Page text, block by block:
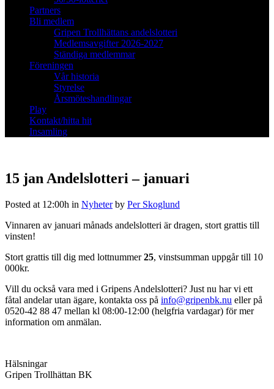
Partners
Bli medlem
Gripen Trollhättans andelslotteri
Medlemsavgifter 2026-2027
Ständiga medlemmar
Föreningen
Vår historia
Styrelse
Årsmöteshandlingar
Play
Kontakt/hitta hit
Insamling
15 jan Andelslotteri – januari
Posted at 12:00h in Nyheter by Per Skoglund
Vinnaren av januari månads andelslotteri är dragen, stort grattis till
vinsten!
Stort grattis till dig med lottnummer25, vinstsumman uppgår till 10
000kr.
Vill du också vara med i Gripens Andelslotteri? Just nu har vi ett
fåtal andelar utan ägare, kontakta oss på info@gripenbk.nu eller på
0520-42 88 47 mellan kl 08:00-12:00 (helgfria vardagar) för mer
information om anmälan.
Hälsningar
Gripen Trollhättan BK